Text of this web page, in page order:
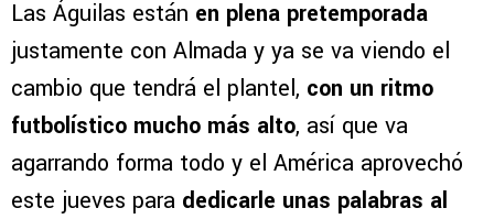
Las Águilas están en plena pretemporada
justamente con Almada y ya se va viendo el
cambio que tendrá el plantel, con un ritmo
futbolístico mucho más alto, así que va
agarrando forma todo y el América aprovechó
este jueves para dedicarle unas palabras al